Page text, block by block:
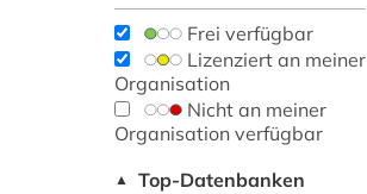
Frei verfügbar
Lizenziert an meiner
Organisation
Nicht an meiner
Organisation verfügbar
▲ Top-Datenbanken